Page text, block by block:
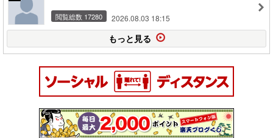
閲覧総数 17280 2026.08.03 18:15
もっと見る